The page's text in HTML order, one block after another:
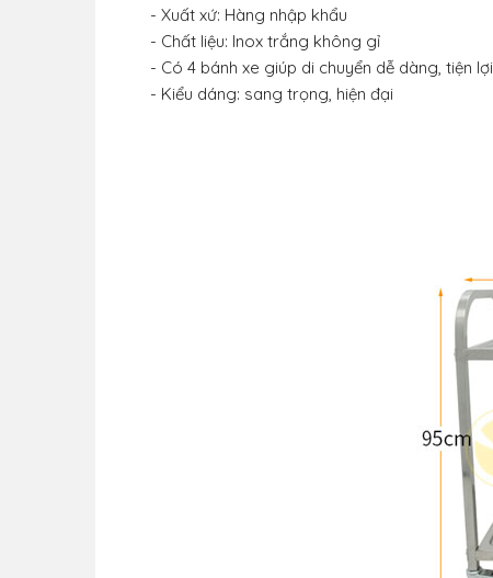
- Xuất xứ: Hàng nhập khẩu
- Chất liệu: Inox trắng không gỉ
- Có 4 bánh xe giúp di chuyển dễ dàng, tiện lợi
- Kiểu dáng: sang trọng, hiện đại